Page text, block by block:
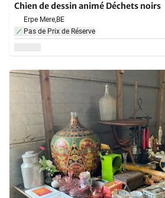
Chien de dessin animé Déchets noirs
Erpe Mere,BE
Pas de Prix de Réserve